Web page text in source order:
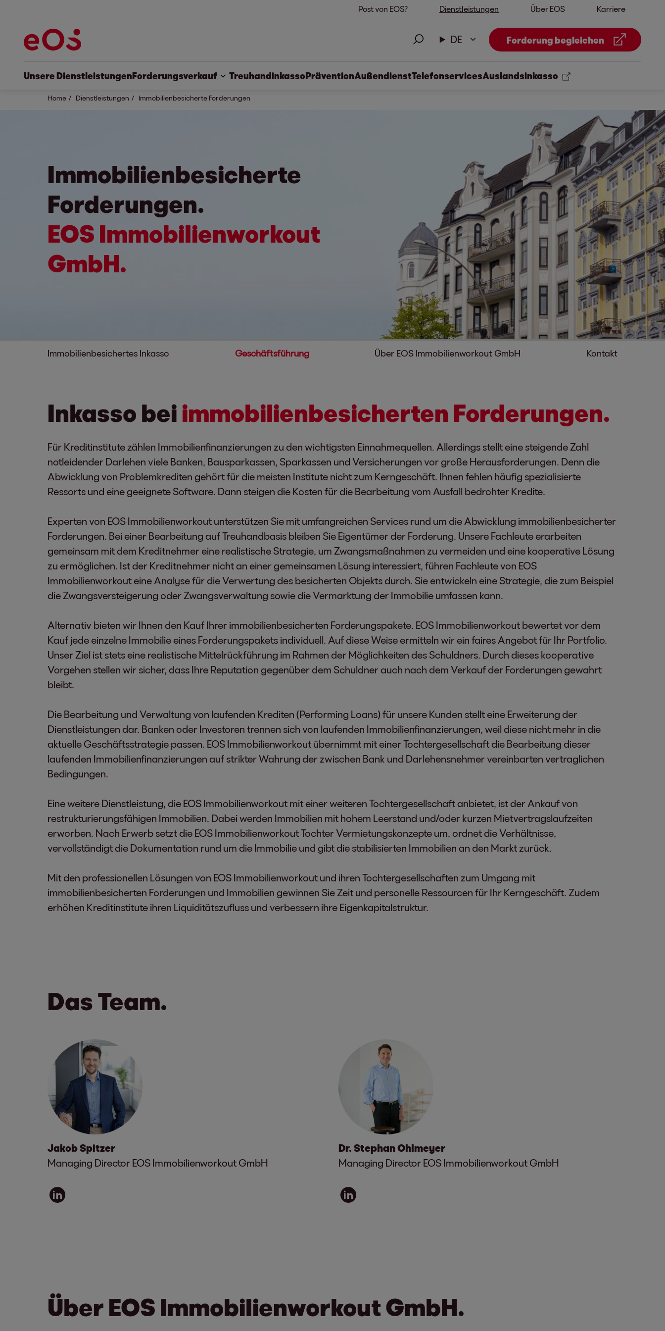
Post von EOS? Dienstleistungen Über EOS Karriere
DE Forderung begleichen
Unsere DienstleistungenForderungsverkauf TreuhandinkassoPräventionAußendienstTelefonservicesAuslandsinkasso
Home Dienstleistungen Immobilienbesicherte Forderungen
Immobilienbesicherte
Forderungen.
EOS Immobilienworkout
GmbH.
Immobilienbesichertes Inkasso Geschäftsführung Über EOS Immobilienworkout GmbH Kontakt
Inkasso bei immobilienbesicherten Forderungen.
Für Kreditinstitute zählen Immobilienfinanzierungen zu den wichtigsten Einnahmequellen. Allerdings stellt eine steigende Zahl
notleidender Darlehen viele Banken, Bausparkassen, Sparkassen und Versicherungen vor große Herausforderungen. Denn die
Abwicklung von Problemkrediten gehört für die meisten Institute nicht zum Kerngeschäft. Ihnen fehlen häufig spezialisierte
Ressorts und eine geeignete Software. Dann steigen die Kosten für die Bearbeitung vom Ausfall bedrohter Kredite.
Experten von EOS Immobilienworkout unterstützen Sie mit umfangreichen Services rund um die Abwicklung immobilienbesicherter
Forderungen. Bei einer Bearbeitung auf Treuhandbasis bleiben Sie Eigentümer der Forderung. Unsere Fachleute erarbeiten
gemeinsam mit dem Kreditnehmer eine realistische Strategie, um Zwangsmaßnahmen zu vermeiden und eine kooperative Lösung
zu ermöglichen. Ist der Kreditnehmer nicht an einer gemeinsamen Lösung interessiert, führen Fachleute von EOS
Immobilienworkout eine Analyse für die Verwertung des besicherten Objekts durch. Sie entwickeln eine Strategie, die zum Beispiel
die Zwangsversteigerung oder Zwangsverwaltung sowie die Vermarktung der Immobilie umfassen kann.
Alternativ bieten wir Ihnen den Kauf Ihrer immobilienbesicherten Forderungspakete. EOS Immobilienworkout bewertet vor dem
Kauf jede einzelne Immobilie eines Forderungspakets individuell. Auf diese Weise ermitteln wir ein faires Angebot für Ihr Portfolio.
Unser Ziel ist stets eine realistische Mittelrückführung im Rahmen der Möglichkeiten des Schuldners. Durch dieses kooperative
Vorgehen stellen wir sicher, dass Ihre Reputation gegenüber dem Schuldner auch nach dem Verkauf der Forderungen gewahrt
bleibt.
Die Bearbeitung und Verwaltung von laufenden Krediten (Performing Loans) für unsere Kunden stellt eine Erweiterung der
Dienstleistungen dar. Banken oder Investoren trennen sich von laufenden Immobilienfinanzierungen, weil diese nicht mehr in die
aktuelle Geschäftsstrategie passen. EOS Immobilienworkout übernimmt mit einer Tochtergesellschaft die Bearbeitung dieser
laufenden Immobilienfinanzierungen auf strikter Wahrung der zwischen Bank und Darlehensnehmer vereinbarten vertraglichen
Bedingungen.
Eine weitere Dienstleistung, die EOS Immobilienworkout mit einer weiteren Tochtergesellschaft anbietet, ist der Ankauf von
restrukturierungsfähigen Immobilien. Dabei werden Immobilien mit hohem Leerstand und/oder kurzen Mietvertragslaufzeiten
erworben. Nach Erwerb setzt die EOS Immobilienworkout Tochter Vermietungskonzepte um, ordnet die Verhältnisse,
vervollständigt die Dokumentation rund um die Immobilie und gibt die stabilisierten Immobilien an den Markt zurück.
Mit den professionellen Lösungen von EOS Immobilienworkout und ihren Tochtergesellschaften zum Umgang mit
immobilienbesicherten Forderungen und Immobilien gewinnen Sie Zeit und personelle Ressourcen für Ihr Kerngeschäft. Zudem
erhöhen Kreditinstitute ihren Liquiditätszufluss und verbessern ihre Eigenkapitalstruktur.
Das Team.
Jakob Spitzer
Managing Director EOS Immobilienworkout GmbH
Dr. Stephan Ohlmeyer
Managing Director EOS Immobilienworkout GmbH
Über EOS Immobilienworkout GmbH.